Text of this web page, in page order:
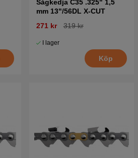
Sågkedja C35 .325" 1,5
mm 13"/56DL X-CUT
271 kr
319 kr
I lager
Köp